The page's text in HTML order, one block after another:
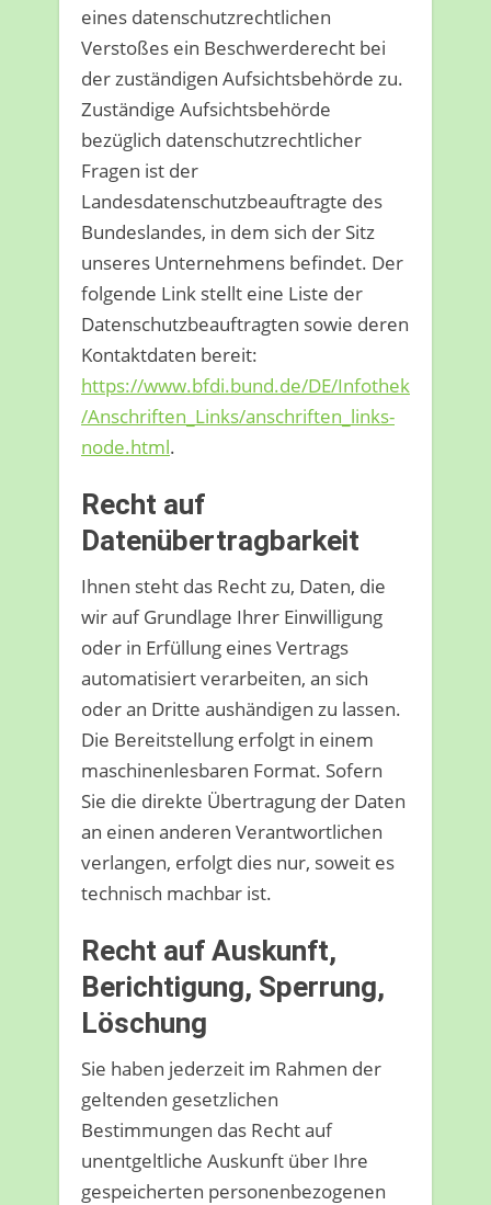
eines datenschutzrechtlichen
Verstoßes ein Beschwerderecht bei
der zuständigen Aufsichtsbehörde zu.
Zuständige Aufsichtsbehörde
bezüglich datenschutzrechtlicher
Fragen ist der
Landesdatenschutzbeauftragte des
Bundeslandes, in dem sich der Sitz
unseres Unternehmens befindet. Der
folgende Link stellt eine Liste der
Datenschutzbeauftragten sowie deren
Kontaktdaten bereit:
https://www.bfdi.bund.de/DE/Infothek
/Anschriften_Links/anschriften_links-
node.html.
Recht auf
Datenübertragbarkeit
Ihnen steht das Recht zu, Daten, die
wir auf Grundlage Ihrer Einwilligung
oder in Erfüllung eines Vertrags
automatisiert verarbeiten, an sich
oder an Dritte aushändigen zu lassen.
Die Bereitstellung erfolgt in einem
maschinenlesbaren Format. Sofern
Sie die direkte Übertragung der Daten
an einen anderen Verantwortlichen
verlangen, erfolgt dies nur, soweit es
technisch machbar ist.
Recht auf Auskunft,
Berichtigung, Sperrung,
Löschung
Sie haben jederzeit im Rahmen der
geltenden gesetzlichen
Bestimmungen das Recht auf
unentgeltliche Auskunft über Ihre
gespeicherten personenbezogenen